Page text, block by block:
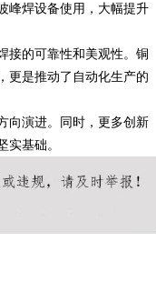
峰焊设备使用，大幅提升
接的可靠性和美观性。铜
更是推动了自动化生产的
向演进。同时，更多创新
基础。